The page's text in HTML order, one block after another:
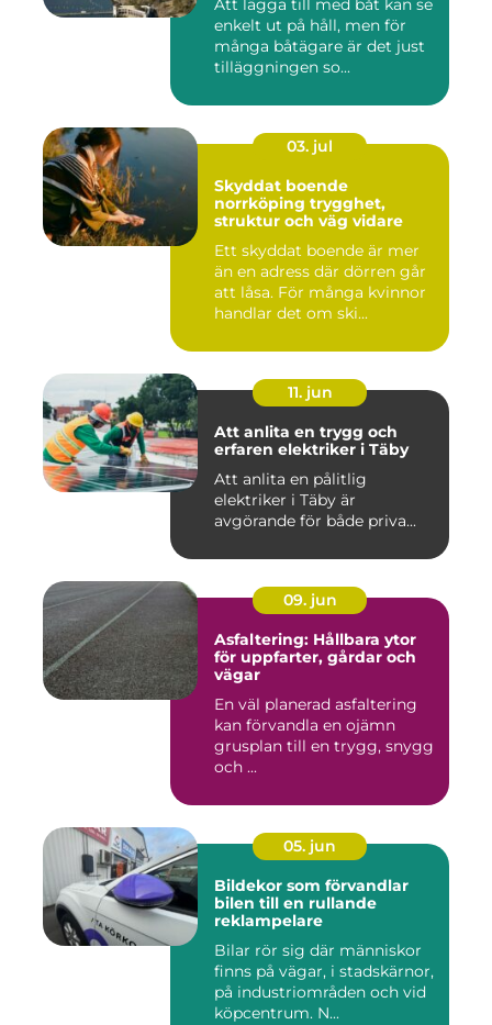
Att lägga till med båt kan se
enkelt ut på håll, men för
många båtägare är det just
tilläggningen so...
03. jul
Skyddat boende
norrköping trygghet,
struktur och väg vidare
Ett skyddat boende är mer
än en adress där dörren går
att låsa. För många kvinnor
handlar det om ski...
11. jun
Att anlita en trygg och
erfaren elektriker i Täby
Att anlita en pålitlig
elektriker i Täby är
avgörande för både priva...
09. jun
Asfaltering: Hållbara ytor
för uppfarter, gårdar och
vägar
En väl planerad asfaltering
kan förvandla en ojämn
grusplan till en trygg, snygg
och ...
05. jun
Bildekor som förvandlar
bilen till en rullande
reklampelare
Bilar rör sig där människor
finns på vägar, i stadskärnor,
på industriområden och vid
köpcentrum. N...